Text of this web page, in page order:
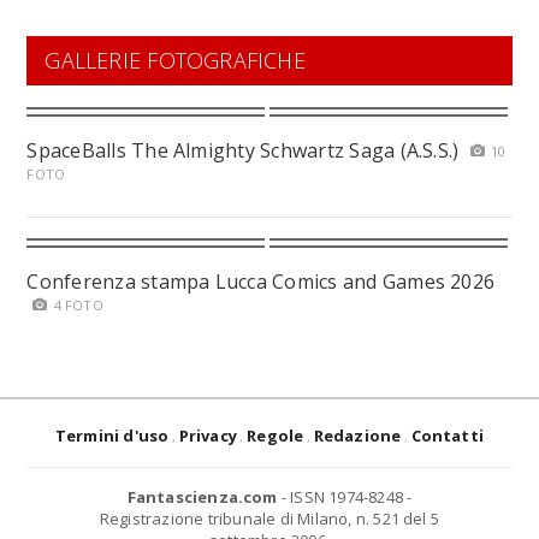
GALLERIE FOTOGRAFICHE
SpaceBalls The Almighty Schwartz Saga (A.S.S.)
10
FOTO
Conferenza stampa Lucca Comics and Games 2026
4 FOTO
Termini d'uso Privacy Regole Redazione Contatti
Fantascienza.com - ISSN 1974-8248 -
Registrazione tribunale di Milano, n. 521 del 5